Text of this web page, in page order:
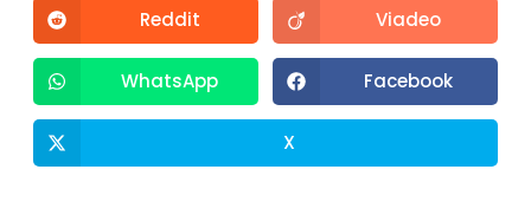
Reddit Viadeo
WhatsApp Facebook
X